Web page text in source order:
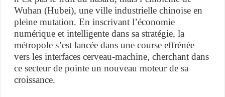
Wuhan (Hubei), une ville industrielle chinoise en
pleine mutation. En inscrivant l’économie
numérique et intelligente dans sa stratégie, la
métropole s’est lancée dans une course effrénée
vers les interfaces cerveau-machine, cherchant dans
ce secteur de pointe un nouveau moteur de sa
croissance.